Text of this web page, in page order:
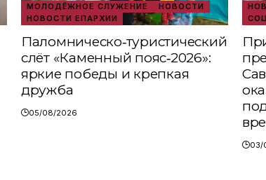
МОЛОДЁЖНОЕ СЛУЖЕНИЕ
НОВОСТИ
НОВОСТИ ЕПАРХИИ
Паломническо‑туристический
слёт «Каменный пояс‑2026»:
яркие победы и крепкая
дружба
05/08/2026
03/